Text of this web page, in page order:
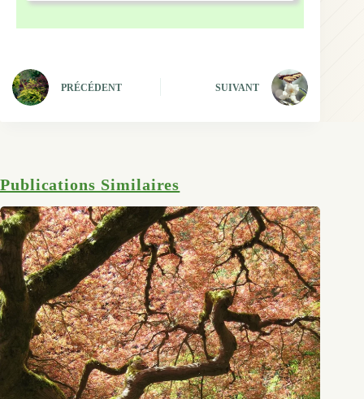
PRÉCÉDENT SUIVANT
Publications Similaires